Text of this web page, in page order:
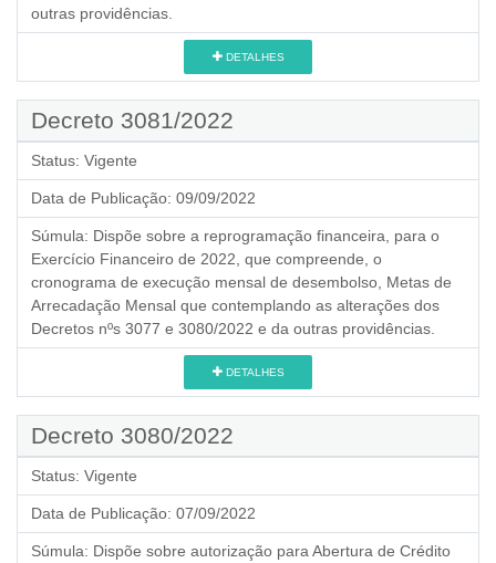
outras providências.
DETALHES
Decreto 3081/2022
Status: Vigente
Data de Publicação: 09/09/2022
Súmula: Dispõe sobre a reprogramação financeira, para o
Exercício Financeiro de 2022, que compreende, o
cronograma de execução mensal de desembolso, Metas de
Arrecadação Mensal que contemplando as alterações dos
Decretos nºs 3077 e 3080/2022 e da outras providências.
DETALHES
Decreto 3080/2022
Status: Vigente
Data de Publicação: 07/09/2022
Súmula: Dispõe sobre autorização para Abertura de Crédito